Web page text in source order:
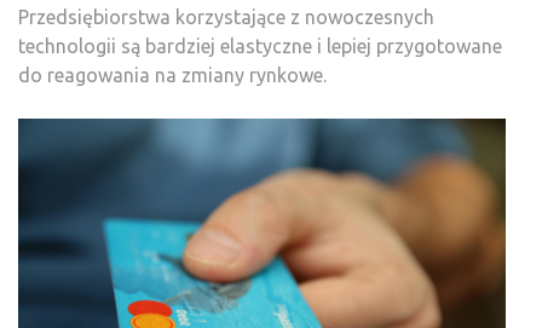
Przedsiębiorstwa korzystające z nowoczesnych
technologii są bardziej elastyczne i lepiej przygotowane
do reagowania na zmiany rynkowe.